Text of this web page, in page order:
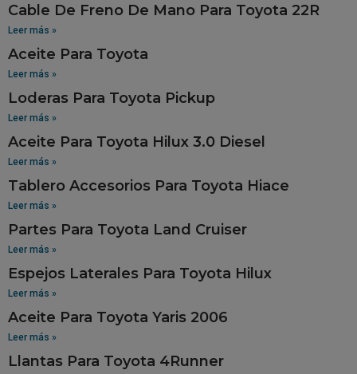
Cable De Freno De Mano Para Toyota 22R
Leer más »
Aceite Para Toyota
Leer más »
Loderas Para Toyota Pickup
Leer más »
Aceite Para Toyota Hilux 3.0 Diesel
Leer más »
Tablero Accesorios Para Toyota Hiace
Leer más »
Partes Para Toyota Land Cruiser
Leer más »
Espejos Laterales Para Toyota Hilux
Leer más »
Aceite Para Toyota Yaris 2006
Leer más »
Llantas Para Toyota 4Runner